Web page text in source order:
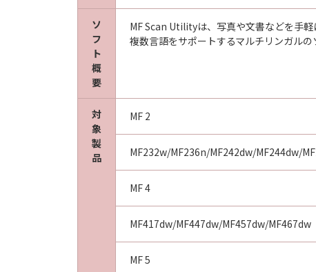
以 上
No. I010G020944
ソ
フ
ト
概
要
MF Scan Utilityは、写真や文書などを手軽
複数言語をサポートするマルチリンガルの
対
象
製
品
MF 2
MF232w/MF236n/MF242dw/MF244dw/
MF 4
MF417dw/MF447dw/MF457dw/MF467dw
MF 5